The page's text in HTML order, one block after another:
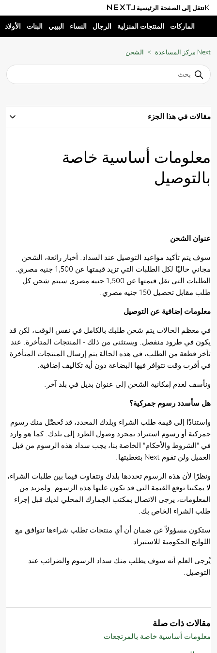
انتقل إلى الصفحة الرئيسية لـ
الماركات المنتجات المنزلية الرجال النساء البيبي البنات الأولاد
Next مركز المساعدة الشحن
مقالات في هذا الجزء
معلومات أساسية خاصة
بالتوصيل
عنوان الشحن
سوف يتم تأكيد مواعيد التوصيل عند السداد. أخبار رائعة، الشحن
مجاني حاليًا لكل الطلبات التي تزيد قيمتها عن 1,500 جنيه مصري.
الطلبات التي تقل قيمتها عن 1,500 جنيه مصري سيتم شحن كل
طلب مقابل تحصيل 150 جنيه مصري.
معلومات إضافية عن التوصيل
في معظم الحالات يتم شحن طلبك بالكامل في نفس الوقت، لكن قد
يكون في طرود منفصل. ويستثنى من ذلك - المنتجات المتأخرة. عند
تأخر قطعة من الطلب، في هذه الحالة يتم إرسال المنتجات المتأخرة
في أقرب وقت تتوافر فيها البضاعة دون أية تكاليف إضافية.
ونأسف لعدم إمكانية الشحن إلى عنوان بديل في بلد آخر.
هل سأسدد رسوم جمركية؟
واستنادًا إلى قيمة طلب الشراء وبلدك المحدد، قد تُحصَّل منك رسوم
جمركية أو رسوم استيراد بمجرد وصول الطرد إلى بلدك. كما هو وارد
في "الشروط والأحكام" الخاصة بنا، يجب سداد هذه الرسوم من قبل
العميل ولن تقوم Next بتغطيتها.
ونظرًا لأن هذه الرسوم تحددها بلدك وتتفاوت فيما بين طلبات الشراء،
لا يمكننا توقع القيمة التي قد تكون عليها هذه الرسوم. ولمزيد من
المعلومات، يرجى الاتصال بمكتب الجمارك المحلي لديك قبل إجراء
طلب الشراء الخاص بك.
ستكون مسؤولاً عن ضمان أن أي منتجات تطلب شراءها تتوافق مع
اللوائح الحكومية للاستيراد.
يُرجى العلم أنه سوف يطلب منك سداد الرسوم والضرائب عند
التوصيل.
مقالات ذات صلة
معلومات أساسية خاصة بالمرتجعات